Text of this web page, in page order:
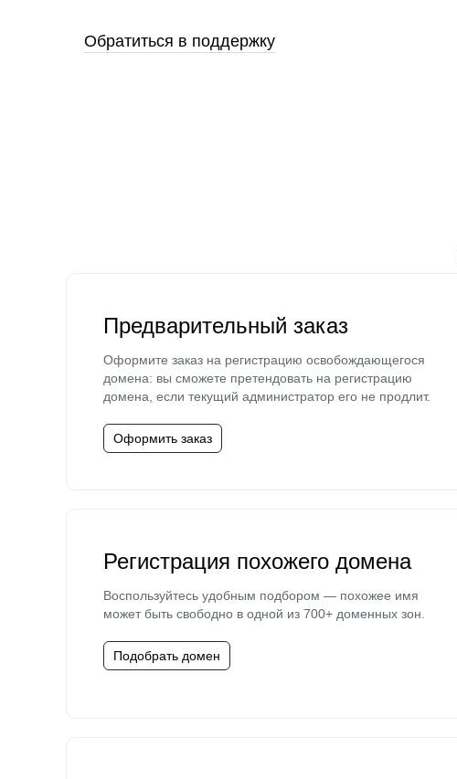
Обратиться в поддержку
Предварительный заказ
Оформите заказ на регистрацию освобождающегося
домена: вы сможете претендовать на регистрацию
домена, если текущий администратор его не продлит.
Оформить заказ
Регистрация похожего домена
Воспользуйтесь удобным подбором — похожее имя
может быть свободно в одной из 700+ доменных зон.
Подобрать домен